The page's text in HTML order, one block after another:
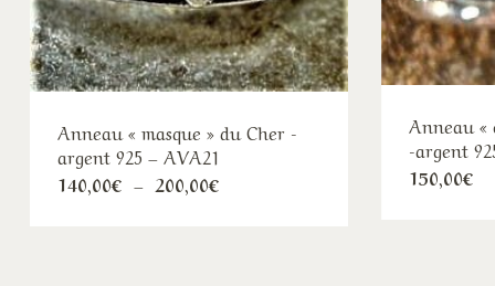
Anneau « masque » du Cher -
argent 925 – AVA21
140,00€ – 200,00€Plage
de
Anneau «
-argent
150,00€